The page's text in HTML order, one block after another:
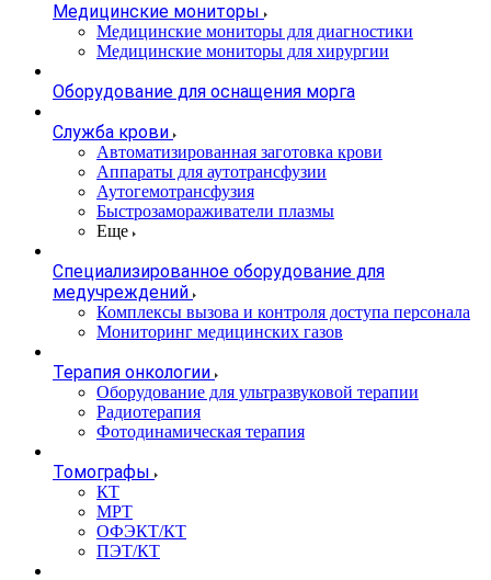
Медицинские мониторы
Медицинские мониторы для диагностики
Медицинские мониторы для хирургии
Оборудование для оснащения морга
Служба крови
Автоматизированная заготовка крови
Аппараты для аутотрансфузии
Аутогемотрансфузия
Быстрозамораживатели плазмы
Еще
Специализированное оборудование для
медучреждений
Комплексы вызова и контроля доступа персонала
Мониторинг медицинских газов
Терапия онкологии
Оборудование для ультразвуковой терапии
Радиотерапия
Фотодинамическая терапия
Томографы
КТ
МРТ
ОФЭКТ/КТ
ПЭТ/КТ